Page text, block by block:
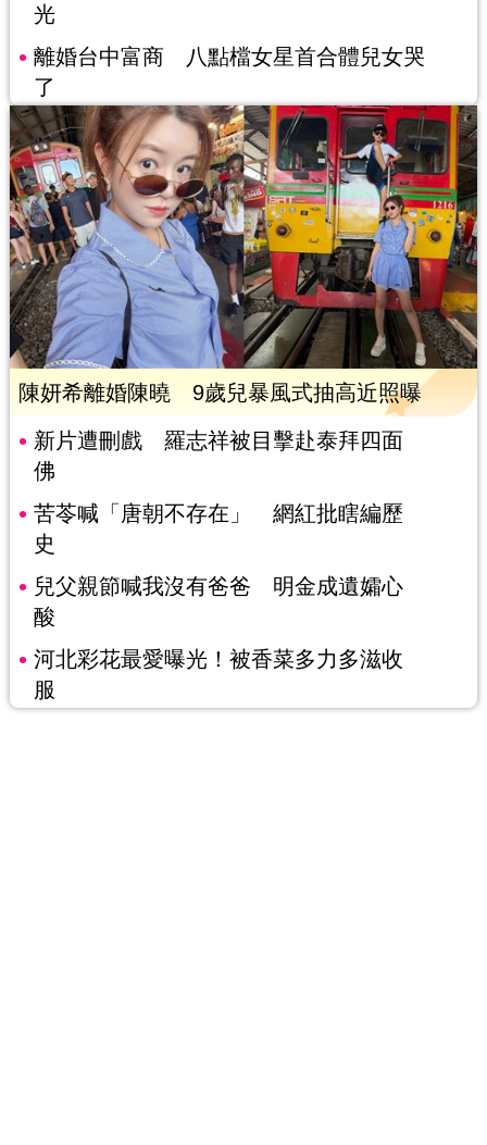
光
離婚台中富商 八點檔女星首合體兒女哭
了
陳妍希離婚陳曉 9歲兒暴風式抽高近照曝
新片遭刪戲 羅志祥被目擊赴泰拜四面
佛
苦苓喊「唐朝不存在」 網紅批瞎編歷
史
兒父親節喊我沒有爸爸 明金成遺孀心
酸
河北彩花最愛曝光！被香菜多力多滋收
服